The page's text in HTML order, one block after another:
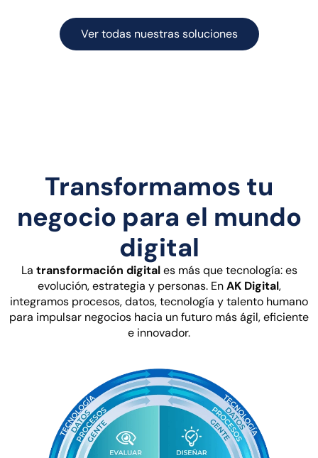
Ver todas nuestras soluciones
Transformamos tu
negocio para el mundo
digital
La transformación digitales más que tecnología: es
evolución, estrategia y personas. EnAK Digital,
integramos procesos, datos, tecnología y talento humano
para impulsar negocios hacia un futuro más ágil, eficiente
e innovador.